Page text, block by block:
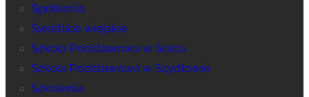
Spotkania
Świetlice wiejskie
Szkoła Podstawowa w Solcu
Szkoła Podstawowa w Szydłowie
Szkolenia